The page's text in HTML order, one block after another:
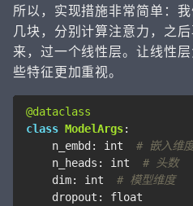
所以，实现措施非常简单：
几块，分别计算注意力，之
来，过一个线性层。让线性
些特征更加重视。
@dataclass
class ModelArgs:
n_embd : int
# 嵌入维
n_heads : int
# 头数
dim: int
# 模型维度
dropout :
float